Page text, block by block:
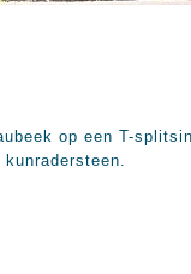
op een T-